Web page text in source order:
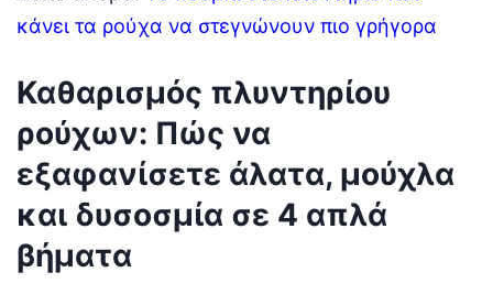
κάνει τα ρούχα να στεγνώνουν πιο γρήγορα
Καθαρισμός πλυντηρίου
ρούχων: Πώς να
εξαφανίσετε άλατα, μούχλα
και δυσοσμία σε 4 απλά
βήματα